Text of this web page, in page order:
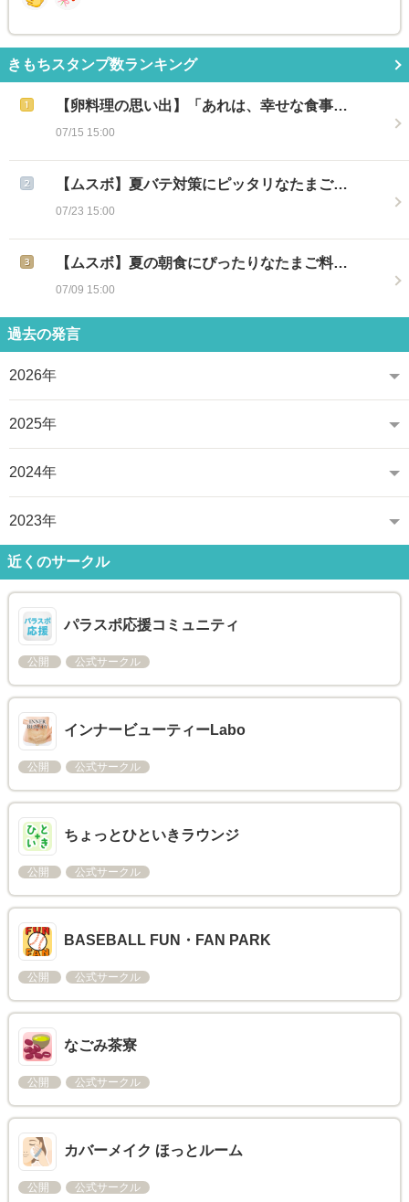
きもちスタンプ数ランキング
【卵料理の思い出】「あれは、幸せな食事…
07/15 15:00
【ムスボ】夏バテ対策にピッタリなたまご…
07/23 15:00
【ムスボ】夏の朝食にぴったりなたまご料…
07/09 15:00
過去の発言
2026年
2025年
2024年
2023年
近くのサークル
パラスポ応援コミュニティ
公開 公式サークル
インナービューティーLabo
公開 公式サークル
ちょっとひといきラウンジ
公開 公式サークル
BASEBALL FUN・FAN PARK
公開 公式サークル
なごみ茶寮
公開 公式サークル
カバーメイク ほっとルーム
公開 公式サークル